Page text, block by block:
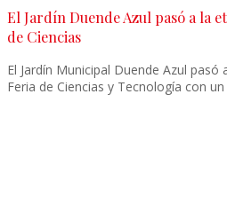
El Jardín Duende Azul pasó a la
de Ciencias
El Jardín Municipal Duende Azul
Feria de Ciencias y Tecnología con un